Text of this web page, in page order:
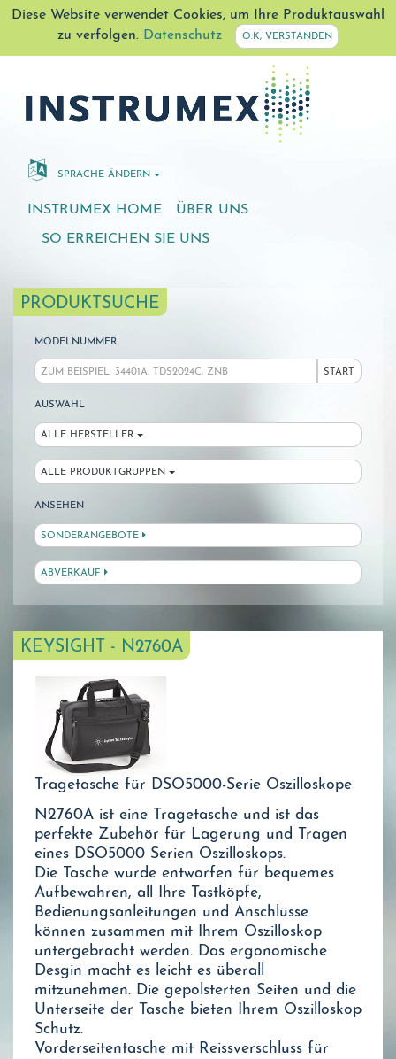
Diese Website verwendet Cookies, um Ihre Produktauswahl
zu verfolgen. Datenschutz O.K, VERSTANDEN
SPRACHE ÄNDERN
INSTRUMEX HOME ÜBER UNS
SO ERREICHEN SIE UNS
PRODUKTSUCHE
MODELNUMMER
START
AUSWAHL
ALLE HERSTELLER
ALLE PRODUKTGRUPPEN
ANSEHEN
SONDERANGEBOTE
ABVERKAUF
KEYSIGHT - N2760A
Tragetasche für DSO5000-Serie Oszilloskope
N2760A ist eine Tragetasche und ist das
perfekte Zubehör für Lagerung und Tragen
eines DSO5000 Serien Oszilloskops.
Die Tasche wurde entworfen für bequemes
Aufbewahren, all Ihre Tastköpfe,
Bedienungsanleitungen und Anschlüsse
können zusammen mit Ihrem Oszilloskop
untergebracht werden. Das ergonomische
Desgin macht es leicht es überall
mitzunehmen. Die gepolsterten Seiten und die
Unterseite der Tasche bieten Ihrem Oszilloskop
Schutz.
Vorderseitentasche mit Reissverschluss für